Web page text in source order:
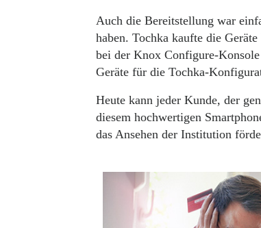
Auch die Bereitstellung war
haben. Tochka kaufte die
bei der Knox Configure-Konsole
Geräte für die Tochka-
Heute kann jeder Kunde, der
diesem hochwertigen
das Ansehen der Institution